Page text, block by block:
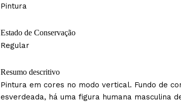
Pintura
Estado de Conservação
Regular
Resumo descritivo
Pintura em cores no modo vertical. Fundo de
esverdeada, há uma figura humana masculina